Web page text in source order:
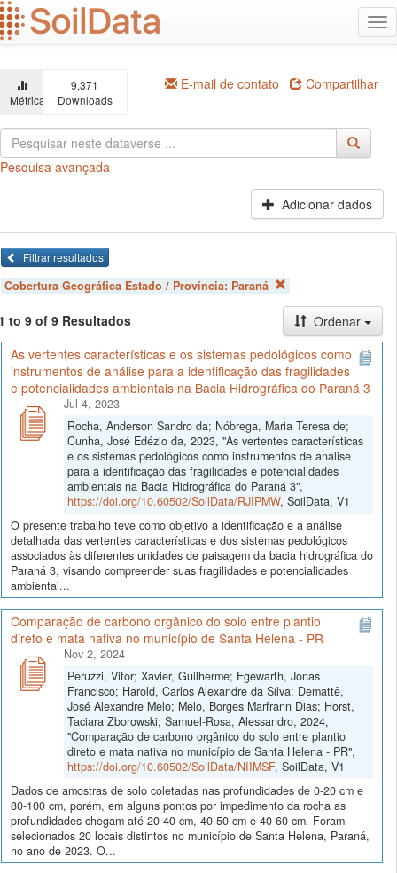
Ir
para
o
principal
Métricas
9,371
Downloads
E-mail de contato Compartilhar
Pesquisa avançada
Adicionar dados
Filtrar resultados
Cobertura Geográfica Estado / Província: Paraná
to 9 of 9 Resultados
Ordenar
As vertentes características e os sistemas pedológicos como
instrumentos de análise para a identificação das fragilidades
e potencialidades ambientais na Bacia Hidrográfica do Paraná 3
Jul 4, 2023
Rocha, Anderson Sandro da; Nóbrega, Maria Teresa de;
Cunha, José Edézio da, 2023, "As vertentes características
e os sistemas pedológicos como instrumentos de análise
para a identificação das fragilidades e potencialidades
ambientais na Bacia Hidrográfica do Paraná 3",
https://doi.org/10.60502/SoilData/RJIPMW, SoilData, V1
O presente trabalho teve como objetivo a identificação e a análise
detalhada das vertentes características e dos sistemas pedológicos
associados às diferentes unidades de paisagem da bacia hidrográfica do
Paraná 3, visando compreender suas fragilidades e potencialidades
ambientai...
Comparação de carbono orgânico do solo entre plantio
direto e mata nativa no município de Santa Helena - PR
Nov 2, 2024
Peruzzi, Vitor; Xavier, Guilherme; Egewarth, Jonas
Francisco; Harold, Carlos Alexandre da Silva; Demattê,
José Alexandre Melo; Melo, Borges Marfrann Dias; Horst,
Taciara Zborowski; Samuel-Rosa, Alessandro, 2024,
"Comparação de carbono orgânico do solo entre plantio
direto e mata nativa no município de Santa Helena - PR",
https://doi.org/10.60502/SoilData/NIIMSF, SoilData, V1
Dados de amostras de solo coletadas nas profundidades de 0-20 cm e
80-100 cm, porém, em alguns pontos por impedimento da rocha as
profundidades chegam até 20-40 cm, 40-50 cm e 40-60 cm. Foram
selecionados 20 locais distintos no município de Santa Helena, Paraná,
no ano de 2023. O...